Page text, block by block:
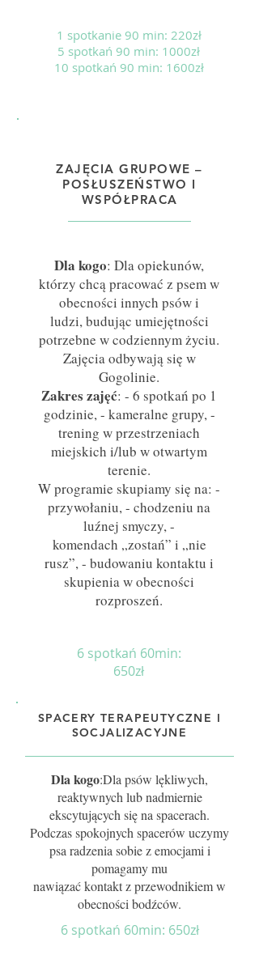
1 spotkanie 90 min: 220zł
5 spotkań 90 min: 1000zł
10 spotkań 90 min: 1600zł
ZAJĘCIA GRUPOWE –
POSŁUSZEŃSTWO I
WSPÓŁPRACA
Dla kogo: Dla opiekunów,
którzy chcą pracować z psem w
obecności innych psów i
ludzi, budując umiejętności
potrzebne w codziennym życiu.
Zajęcia odbywają się w
Gogolinie.
Zakres zajęć: - 6 spotkań po 1
godzinie, - kameralne grupy, -
trening w przestrzeniach
miejskich i/lub w otwartym
terenie.
W programie skupiamy się na: -
przywołaniu, - chodzeniu na
luźnej smyczy, -
komendach „zostań” i „nie
rusz”, - budowaniu kontaktu i
skupienia w obecności
rozproszeń.
6 spotkań 60min:
650zł
SPACERY TERAPEUTYCZNE I
SOCJALIZACYJNE
Dla kogo:Dla psów lękliwych,
reaktywnych lub nadmiernie
ekscytujących się na spacerach.
Podczas spokojnych spacerów uczymy
psa radzenia sobie z emocjami i
pomagamy mu
nawiązać kontakt z przewodnikiem w
obecności bodźców.
6 spotkań 60min: 650zł